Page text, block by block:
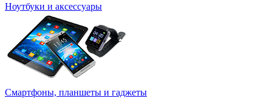
Ноутбуки и аксессуары
Смартфоны, планшеты и гаджеты